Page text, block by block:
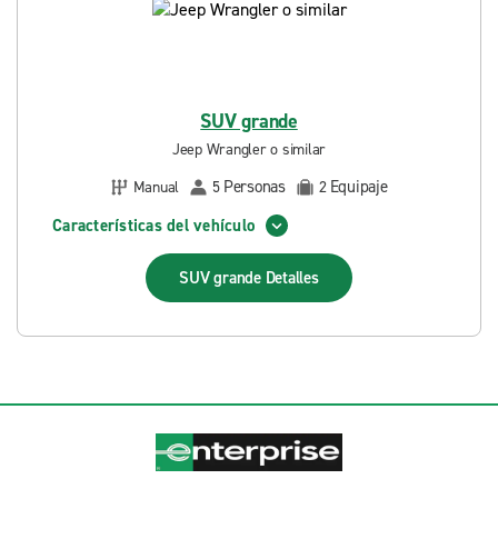
SUV grande
Jeep Wrangler o similar
Manual
5 Personas 2 Equipaje
Características del vehículo
SUV grande Detalles